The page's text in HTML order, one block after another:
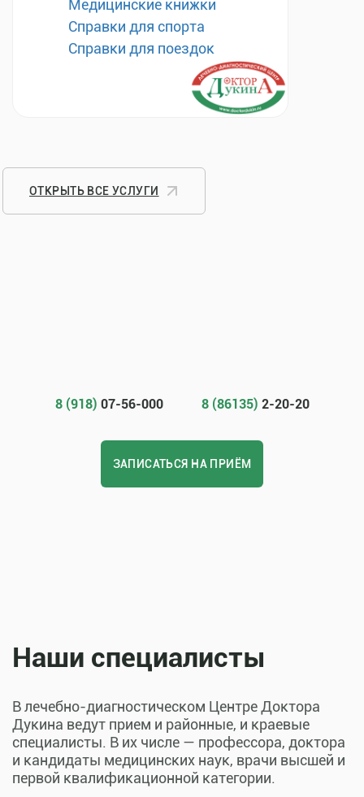
Медицинские книжки
Справки для спорта
Справки для поездок
ОТКРЫТЬ ВСЕ УСЛУГИ
8 (918) 07-56-000 8 (86135) 2-20-20
ЗАПИСАТЬСЯ НА ПРИЁМ
Наши специалисты
В лечебно-диагностическом Центре Доктора
Дукина ведут прием и районные, и краевые
специалисты. В их числе — профессора, доктора
и кандидаты медицинских наук, врачи высшей и
первой квалификационной категории.